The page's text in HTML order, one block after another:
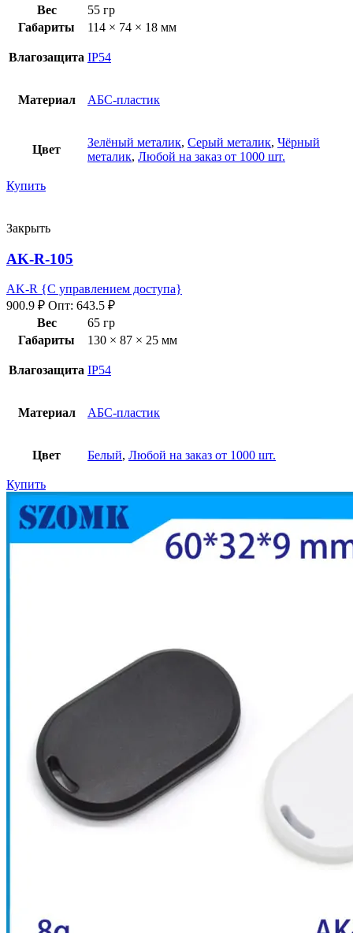
Вес
55 гр
Габариты
114 × 74 × 18 мм
Влагозащита IP54
Материал АБС-пластик
Цвет
Зелёный металик, Серый металик, Чёрный
металик, Любой на заказ от 1000 шт.
Купить
Закрыть
AK-R-105
AK-R {С управлением доступа}
900.9 ₽ Опт: 643.5 ₽
Вес
65 гр
Габариты
130 × 87 × 25 мм
Влагозащита IP54
Материал АБС-пластик
Цвет Белый, Любой на заказ от 1000 шт.
Купить